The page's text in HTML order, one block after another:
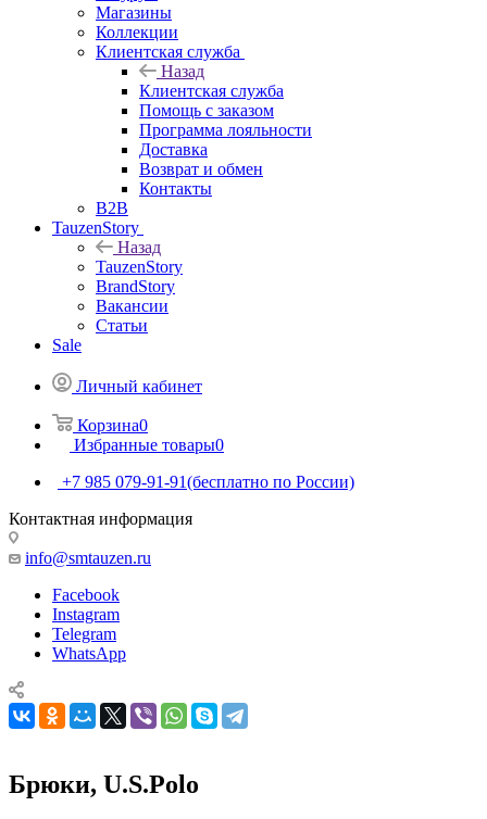
Магазины
Коллекции
Клиентская служба
Назад
Клиентская служба
Помощь с заказом
Программа лояльности
Доставка
Возврат и обмен
Контакты
B2B
TauzenStory
Назад
TauzenStory
BrandStory
Вакансии
Статьи
Sale
Личный кабинет
Корзина0
Избранные товары0
+7 985 079-91-91(бесплатно по России)
Контактная информация
info@smtauzen.ru
Facebook
Instagram
Telegram
WhatsApp
Брюки, U.S.Polo